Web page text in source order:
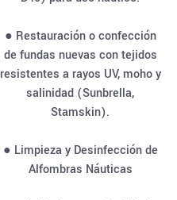
● Restauración o confección
de fundas nuevas con tejidos
resistentes a rayos UV, moho y
salinidad (Sunbrella,
Stamskin).
● Limpieza y Desinfección de
Alfombras Náuticas